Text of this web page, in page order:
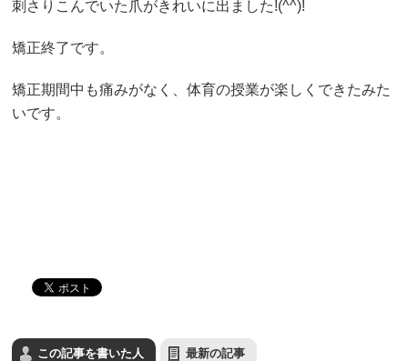
刺さりこんでいた爪がきれいに出ました!(^^)!
矯正終了です。
矯正期間中も痛みがなく、体育の授業が楽しくできたみた
いです。
この記事を書いた人 最新の記事